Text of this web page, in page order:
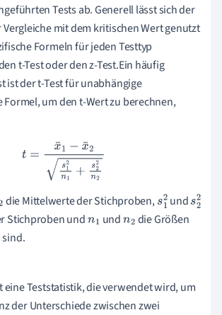
Tests ab. Generell lässt sich der
mit dem kritischen Wert genutzt
Formeln für jeden Testtyp
t-Test oder den z-Test.Ein häufig
ist der t-Test für unabhängige
Formel, um den t-Wert zu berechnen,
x¯ 1− x¯2s12n1+s22
die Mittelwerte der Stichproben,s1
2
unds2
Stichproben undn1 undn2 die Größen
eine Teststatistik, die verwendet wird, um
der Unterschiede zwischen zwei